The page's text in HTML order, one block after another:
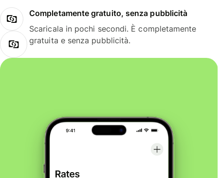
Completamente gratuito, senza pubblicità
Scaricala in pochi secondi. È completamente
gratuita e senza pubblicità.